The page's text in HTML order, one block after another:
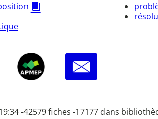
-42579 fiches -17177 dans